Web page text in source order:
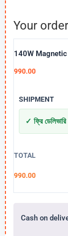
Your order
140W
990.00
SHIPMENT
✓ ফ্রি ডেলিভারি
TOTAL
990.00
Cash on